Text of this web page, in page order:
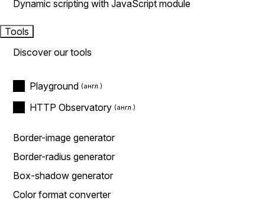
Dynamic scripting with JavaScript module
Tools
Discover our tools
Playground
HTTP Observatory
Border-image generator
Border-radius generator
Box-shadow generator
Color format converter